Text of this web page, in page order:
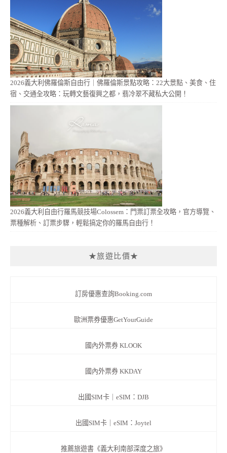
2026義大利佛羅倫斯自由行｜佛羅倫斯景點攻略：22大景點、美食、住
宿、交通全攻略：玩轉文藝復興之都，翡冷翠不藏私大公開！
2026義大利自由行羅馬競技場Colossem：門票訂票全攻略，官方導覽、
票種解析、訂票步驟，輕鬆搞定你的羅馬自由行！
★旅遊比價★
訂房優惠查詢Booking.com
歐洲票券優惠GetYourGuide
國內外票券 KLOOK
國內外票券 KKDAY
出國SIM卡｜eSIM：DJB
出國SIM卡｜eSIM：Joytel
推薦旅遊書《義大利南部深度之旅》